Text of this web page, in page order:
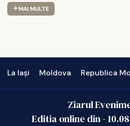
MAI MULTE
La Iași Moldova Republica
Ziarul
Editia online din -